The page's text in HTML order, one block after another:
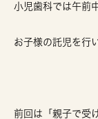
小児歯科では午前
お子様の託児を行
前回は「親子で受